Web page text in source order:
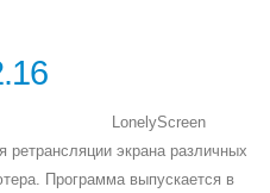
LonelyScreen
экрана различных
Программа выпускается в